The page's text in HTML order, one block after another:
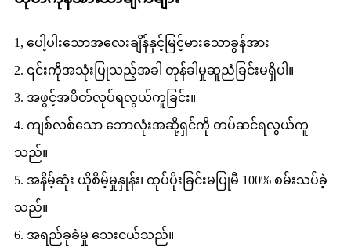
1, ပေါ့ပါးသောအလေးချိန်နှင့်မြင့်မားသောခွန်အား
2. ၎င်းကိုအသုံးပြုသည့်အခါ တုန်ခါမှုဆူညံခြင်းမရှိပါ။
3. အဖွင့်အပိတ်လုပ်ရလွယ်ကူခြင်း။
4. ကျစ်လစ်သော ဘောလုံးအဆို့ရှင်ကို တပ်ဆင်ရလွယ်ကူ
သည်။
5. အနိမ့်ဆုံး ယိုစိမ့်မှုနှုန်း၊ ထုပ်ပိုးခြင်းမပြုမီ 100% စမ်းသပ်ခဲ့
သည်။
6. အရည်ခုခံမှု သေးငယ်သည်။